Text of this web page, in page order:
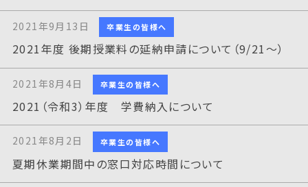
2021年9月13日 卒業生の皆様へ
2021年度 後期授業料の延納申請について（9/21～）
2021年8月4日 卒業生の皆様へ
2021（令和3）年度 学費納入について
2021年8月2日 卒業生の皆様へ
夏期休業期間中の窓口対応時間について